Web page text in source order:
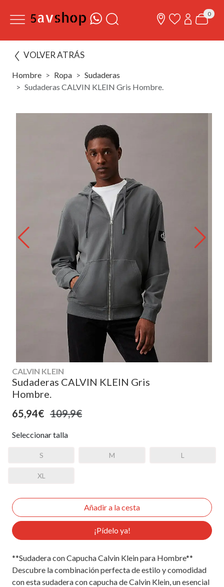
0
VOLVER ATRÁS
Hombre Ropa
Sudaderas
Sudaderas CALVIN KLEIN Gris Hombre.
CALVIN KLEIN
Sudaderas CALVIN KLEIN Gris
Hombre.
65,94€ 109,9€
Seleccionar talla
S M L
XL
¡Pídelo ya!
**Sudadera con Capucha Calvin Klein para Hombre**
Descubre la combinación perfecta de estilo y comodidad
con esta sudadera con capucha de Calvin Klein, un esencial